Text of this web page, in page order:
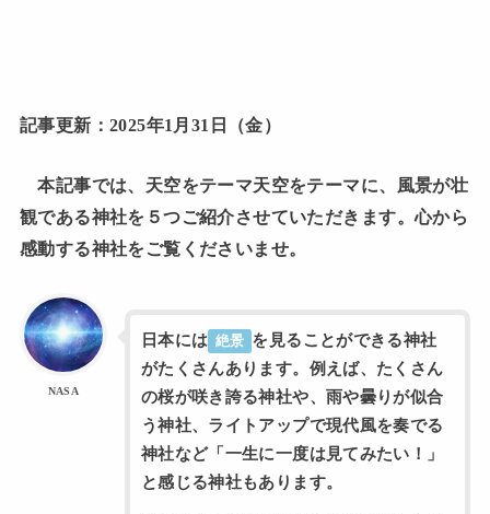
記事更新：2025年1月31日（金）
本記事では、天空をテーマ天空をテーマに、風景が壮
観である神社を５つご紹介させていただきます。心から
感動する神社をご覧くださいませ。
NASA
日本には 絶景 を見ることができる神社
がたくさんあります。例えば、たくさん
の桜が咲き誇る神社や、雨や曇りが似合
う神社、ライトアップで現代風を奏でる
神社など「一生に一度は見てみたい！」
と感じる神社もあります。